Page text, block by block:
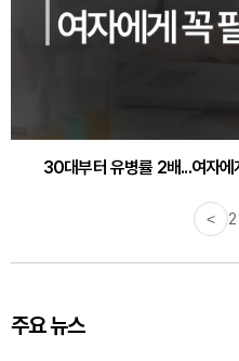
30대부터 유병률 2배...여자
감기·독감 예방하고 면역력
< 2
주요 뉴스